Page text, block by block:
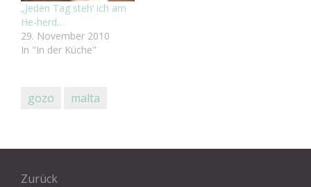
„Jeden Tag steh‘ ich am
He-herd…
29. November 2010
In "In der Küche"
gozo malta
Zurück